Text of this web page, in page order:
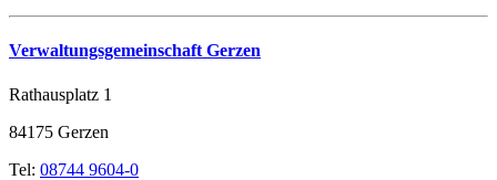
Verwaltungsgemeinschaft Gerzen
Rathausplatz 1
84175 Gerzen
Tel: 08744 9604-0